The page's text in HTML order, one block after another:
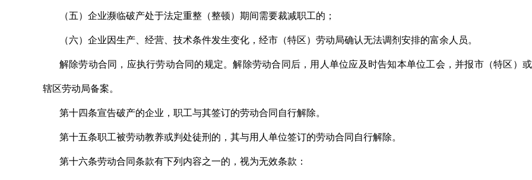
（五）企业濒临破产处于法定重整（整顿）期间需要裁减职工的；
（六）企业因生产、经营、技术条件发生变化，经市（特区）劳动局确认无法调剂安排的富余人员。
解除劳动合同，应执行劳动合同的规定。解除劳动合同后，用人单位应及时告知本单位工会，并报市（特区）
辖区劳动局备案。
第十四条宣告破产的企业，职工与其签订的劳动合同自行解除。
第十五条职工被劳动教养或判处徒刑的，其与用人单位签订的劳动合同自行解除。
第十六条劳动合同条款有下列内容之一的，视为无效条款：